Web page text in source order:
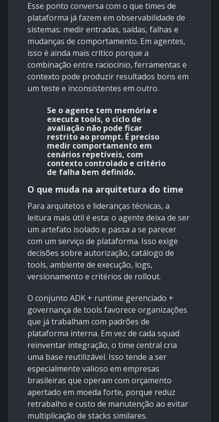
Esse ponto conversa com o que times de
plataforma já fazem em observabilidade de
sistemas: medir entradas, saídas, falhas e
mudanças de comportamento. Em agentes,
isso é ainda mais crítico porque a
combinação entre raciocínio, ferramentas e
contexto pode produzir resultados bons em
um teste e inconsistentes em outro.
Se o agente tem memória e
executa tools, o ciclo de
avaliação não pode ficar
restrito ao prompt. É preciso
medir comportamento em
cenários repetíveis, com
contexto controlado e critério
de falha bem definido.
O que muda na arquitetura do time
Para arquitetos e lideranças técnicas, a
leitura mais útil é esta: o agente deixa de ser
um artefato isolado e passa a se parecer
com um serviço de plataforma. Isso exige
decisões sobre autorização, catálogo de
tools, ambiente de execução, logs,
versionamento e critérios de rollout.
O conjunto ADK + runtime gerenciado +
governança de tools favorece organizações
que já trabalham com padrões de
plataforma interna. Em vez de cada squad
reinventar integração, o time central cria
uma base reutilizável. Isso tende a ser
especialmente valioso em empresas
brasileiras que operam com orçamento
apertado em moeda forte, porque reduz
retrabalho e custo de manutenção ao evitar
multiplicação de stacks similares.